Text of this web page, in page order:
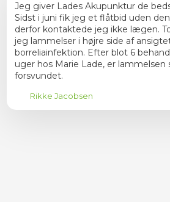
Jeg giver Lades Akupunktur de
Sidst i juni fik jeg et flåtbid uden
derfor kontaktede jeg ikke lægen.
jeg lammelser i højre side af
borreliainfektion. Efter blot 6
uger hos Marie Lade, er lammelsen
forsvundet.
Rikke Jacobsen